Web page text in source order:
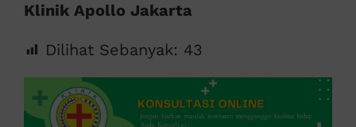
Klinik Apollo Jakarta
Dilihat Sebanyak: 43